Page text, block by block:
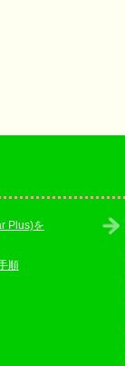
Plus)を
順